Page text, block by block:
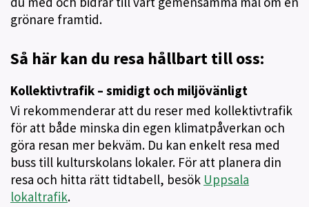
grönare framtid.
Så här kan du resa hållbart till oss:
Kollektivtrafik – smidigt och miljövänligt
Vi rekommenderar att du reser med kollektivtrafik
för att både minska din egen klimatpåverkan och
göra resan mer bekväm. Du kan enkelt resa med
buss till kulturskolans lokaler. För att planera din
resa och hitta rätt tidtabell, besök Uppsala
lokaltrafik.